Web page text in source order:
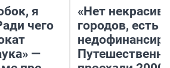
я
чего
—
«Нет
городов, есть